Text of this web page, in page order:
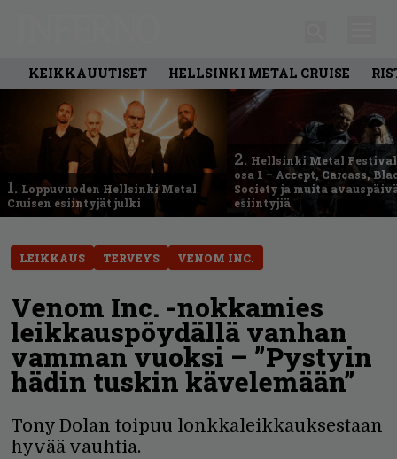
KEIKKAUUTISET HELLSINKI METAL CRUISE
1. Loppuvuoden Hellsinki Metal
Cruisen esiintyjät julki
2. Hellsinki Metal
osa 1 – Accept, Carcass,
Society ja muita
esiintyjiä
LEIKKAUS TERVEYS VENOM INC.
Venom Inc. -nokkamies
leikkauspöydällä vanhan
vamman vuoksi – ”Pystyin
hädin tuskin kävelemään”
Tony Dolan toipuu lonkkaleikkauksestaan
hyvää vauhtia.